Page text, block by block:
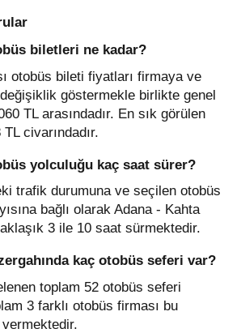
biletleri ne kadar?
otobüs bileti fiyatları firmaya ve
göstermekle birlikte genel
TL arasındadır. En sık görülen
civarındadır.
yolculuğu kaç saat sürer?
trafik durumuna ve seçilen otobüs
bağlı olarak Adana - Kahta
3 ile 10 saat sürmektedir.
kaç otobüs seferi var?
toplam 52 otobüs seferi
3 farklı otobüs firması bu